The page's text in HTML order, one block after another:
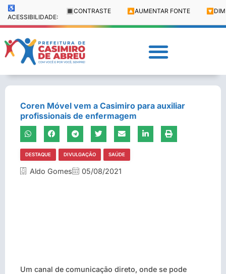
♿
ACESSIBILIDADE:
🔳 CONTRASTE 🔼 AUMENTAR FONTE 🔽
Coren Móvel vem a Casimiro para auxiliar
profissionais de enfermagem
DESTAQUE DIVULGAÇÃO SAÚDE
Aldo Gomes 05/08/2021
Um canal de comunicação direto, onde se pode